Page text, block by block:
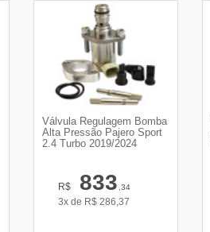
Válvula Regulagem Bomba
Alta Pressão Pajero Sport
2.4 Turbo 2019/2024
R$ 833,34
3x de R$ 286,37